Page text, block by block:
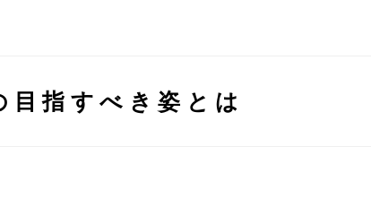
指すべき姿とは